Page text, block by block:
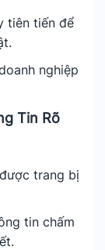
tiên tiến để
nghiệp
Tin Rõ
được trang bị
tin chấm